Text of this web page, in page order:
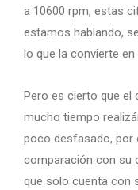
a 10600 rpm, estas
estamos hablando,
lo que la convierte
Pero es cierto que el
mucho tiempo
poco desfasado, por
comparación con su
que solo cuenta con